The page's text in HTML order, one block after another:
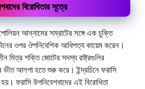
বিরোধিতার সূত্রে
আন্নামের সম্রাটের সঙ্গে এক চুক্তি
ওপর ঔপনিবেশিক আধিপত্য কায়েম করেন।
মিত্র শক্তি জোটের সদস্য রাষ্ট্রগুলির
ভীত আলগা হতে শুরু করে। ইন্দ্রচিনে ফরাসি
ফরাসি উপনিবেশবাদের এই বিরোধিতা